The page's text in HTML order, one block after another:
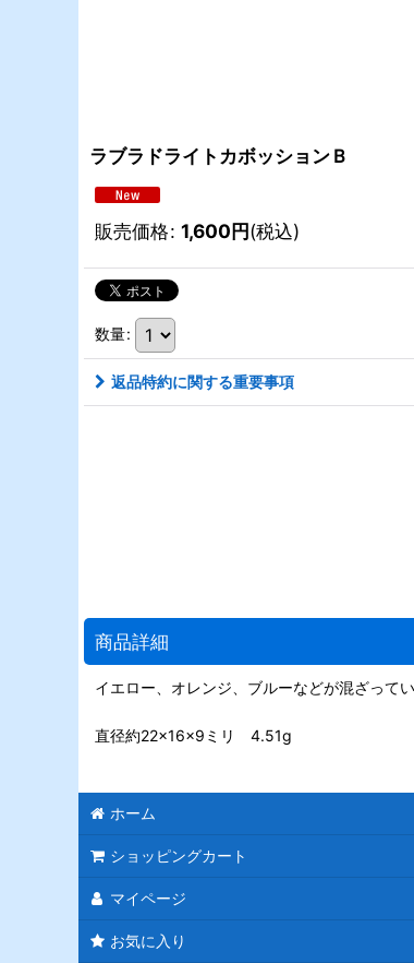
ラブラドライトカボッションＢ
販売価格: 1,600円(税込)
数量:
返品特約に関する重要事項
商品詳細
イエロー、オレンジ、ブルーなどが混ざって
直径約22×16×9ミリ 4.51g
ホーム
ショッピングカート
マイページ
お気に入り